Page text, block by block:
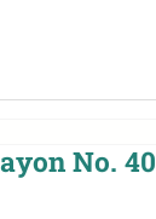
No. 40